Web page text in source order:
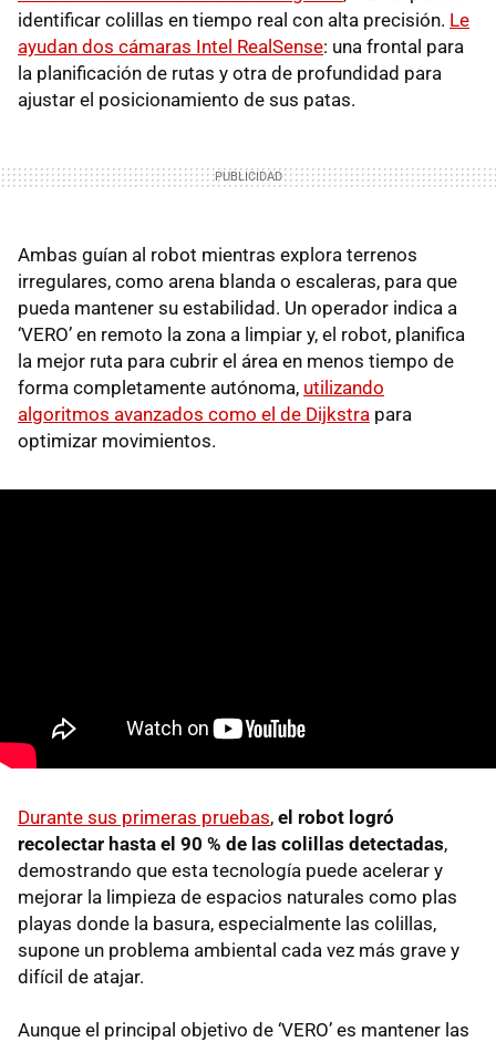
identificar colillas en tiempo real con alta precisión. Le
ayudan dos cámaras Intel RealSense: una frontal para
la planificación de rutas y otra de profundidad para
ajustar el posicionamiento de sus patas.
Ambas guían al robot mientras explora terrenos
irregulares, como arena blanda o escaleras, para que
pueda mantener su estabilidad. Un operador indica a
‘VERO’ en remoto la zona a limpiar y, el robot, planifica
la mejor ruta para cubrir el área en menos tiempo de
forma completamente autónoma, utilizando
algoritmos avanzados como el de Dijkstra para
optimizar movimientos.
Durante sus primeras pruebas, el robot logró
recolectar hasta el 90 % de las colillas detectadas,
demostrando que esta tecnología puede acelerar y
mejorar la limpieza de espacios naturales como plas
playas donde la basura, especialmente las colillas,
supone un problema ambiental cada vez más grave y
difícil de atajar.
Aunque el principal objetivo de ‘VERO’ es mantener las